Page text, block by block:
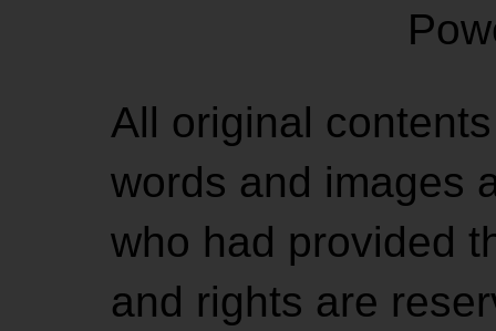
All original
words and images
who had provided
and rights are